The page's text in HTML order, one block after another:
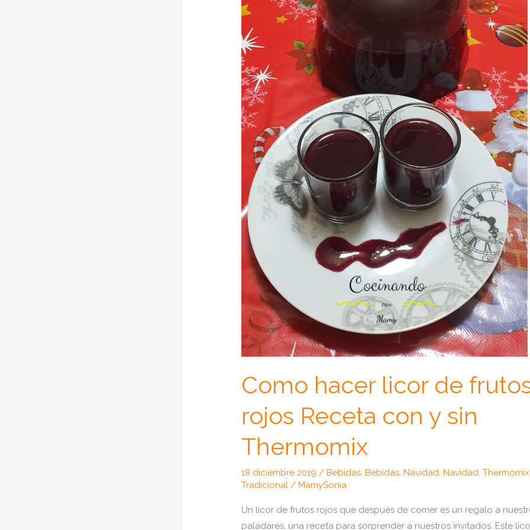
Como hacer licor de
rojos Receta con y sin
Thermomix
18 diciembre 2019/ Bebidas, Bebidas, Navidad, Navidad,Thermomix
Tradicional / MamySonia
Un licor de frutos rojos que después de comer es un regalo a
paladares, una receta para sorprender a nuestros invitados. Este